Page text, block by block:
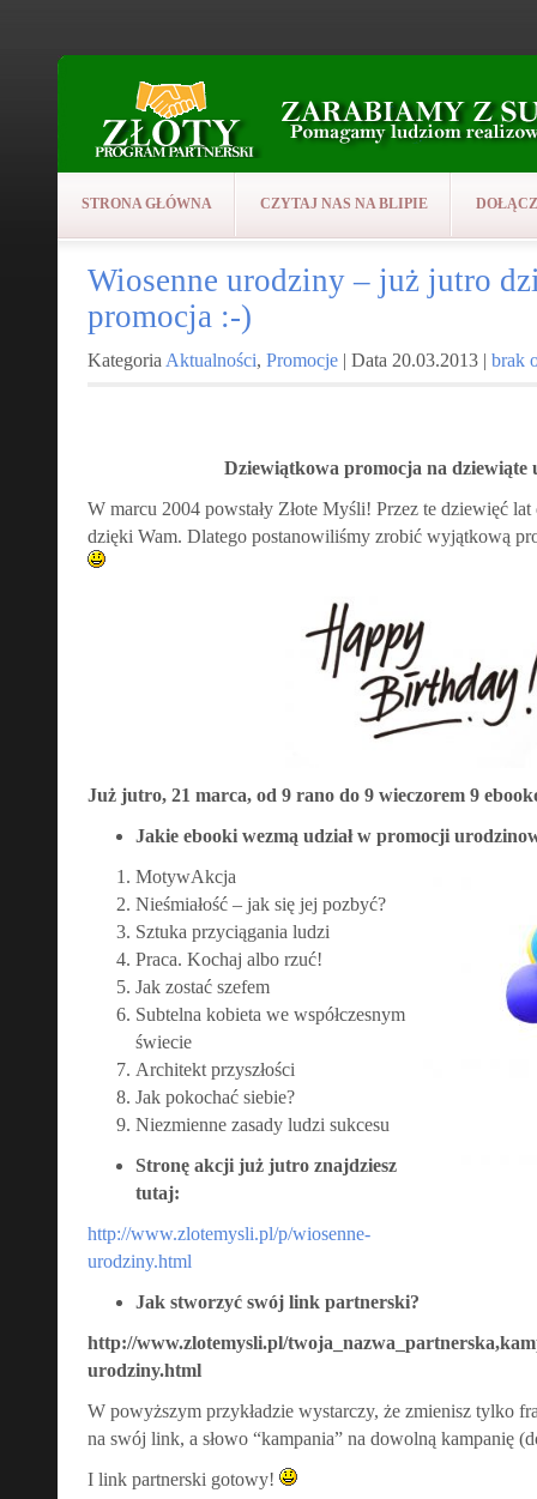
STRONA GŁÓWNA CZYTAJ NAS NA BLIPIE
Wiosenne urodziny – już jutro
promocja :-)
Kategoria Aktualności, Promocje | Data 20.03.2013 | brak
Dziewiątkowa promocja na
W marcu 2004 powstały Złote Myśli! Przez te dziewięć
dzięki Wam. Dlatego postanowiliśmy zrobić wyjątkową
Już jutro, 21 marca, od 9 rano do 9 wieczorem 9
Jakie ebooki wezmą udział w promocji
MotywAkcja
Nieśmiałość – jak się jej pozbyć?
Sztuka przyciągania ludzi
Praca. Kochaj albo rzuć!
Jak zostać szefem
Subtelna kobieta we współczesnym
świecie
Architekt przyszłości
Jak pokochać siebie?
Niezmienne zasady ludzi sukcesu
Stronę akcji już jutro znajdziesz
tutaj:
http://www.zlotemysli.pl/p/wiosenne-
urodziny.html
Jak stworzyć swój link partnerski?
http://www.zlotemysli.pl/
urodziny.html
W powyższym przykładzie wystarczy, że zmienisz tylko
na swój link, a słowo “kampania” na dowolną kampanię
I link partnerski gotowy!